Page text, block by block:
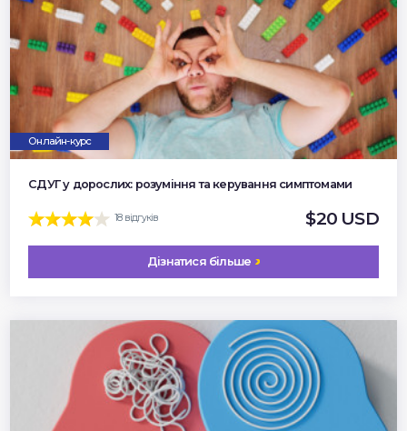
Онлайн-курс
СДУГ у дорослих: розуміння та керування симптомами
18 відгуків $20 USD
Дізнатися більше